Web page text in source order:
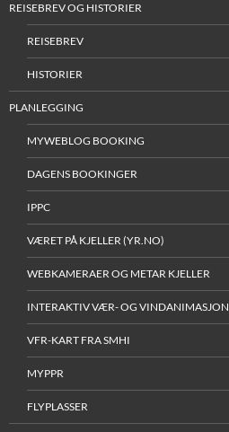
REISEBREV OG HISTORIER
REISEBREV
HISTORIER
PLANLEGGING
MYWEBLOG BOOKING
DAGENS BOOKINGER
IPPC
VÆRET PÅ KJELLER (YR.NO)
WEBKAMERAER OG METAR KJELLER
INTERAKTIV VÆR- OG VINDANIMASJON
VFR-KART FRA SMHI
MYPPR
FLYPLASSER